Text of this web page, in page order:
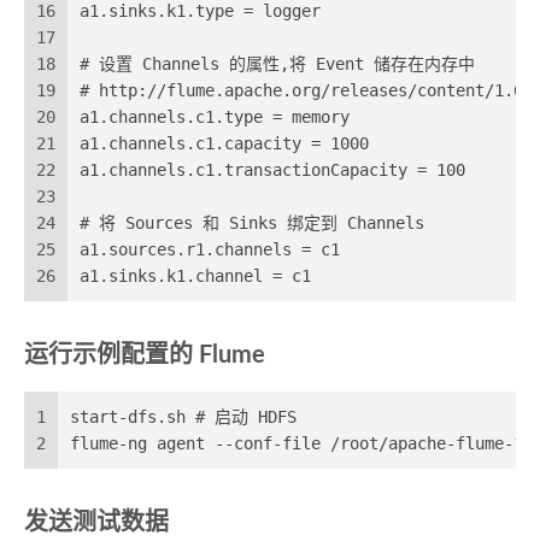
16
17
18
19
20
21
22
23
24
25
26
a1.sinks.k1.type = logger
# 设置 Channels 的属性,将 Event 储存在内存中
# http://flume.apache.org/releases/content/1.6.0/
a1.channels.c1.type = memory
a1.channels.c1.capacity = 1000
a1.channels.c1.transactionCapacity = 100
# 将 Sources 和 Sinks 绑定到 Channels
a1.sources.r1.channels = c1
a1.sinks.k1.channel = c1
运行示例配置的 Flume
1
2
start-dfs.sh # 启动 HDFS
flume-ng agent --conf-file /root/apache-flume-
发送测试数据